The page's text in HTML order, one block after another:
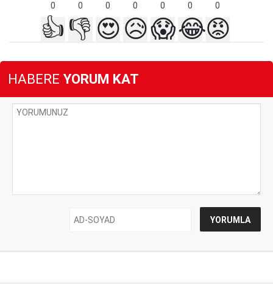
0 0 0 0 0 0 0
👍 👎 😍😥😱😂😡
HABERE YORUM KAT